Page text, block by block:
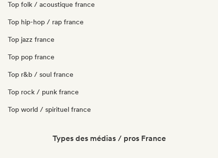
Top folk / acoustique france
Top hip-hop / rap france
Top jazz france
Top pop france
Top r&b / soul france
Top rock / punk france
Top world / spirituel france
Types des médias / pros France